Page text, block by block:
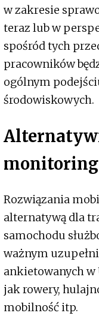
w zakresie
teraz lub w
spośród tych
pracowników
ogólnym
środowiskowych.
Rozwiązania
alternatywą dla
samochodu
ważnym
ankietowanych w
jak rowery,
mobilność itp.